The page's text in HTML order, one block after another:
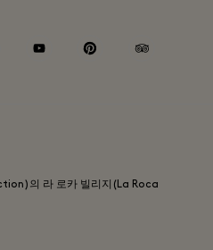
의 라 로카 빌리지(La Roca
youtube pinterest tripadvisor